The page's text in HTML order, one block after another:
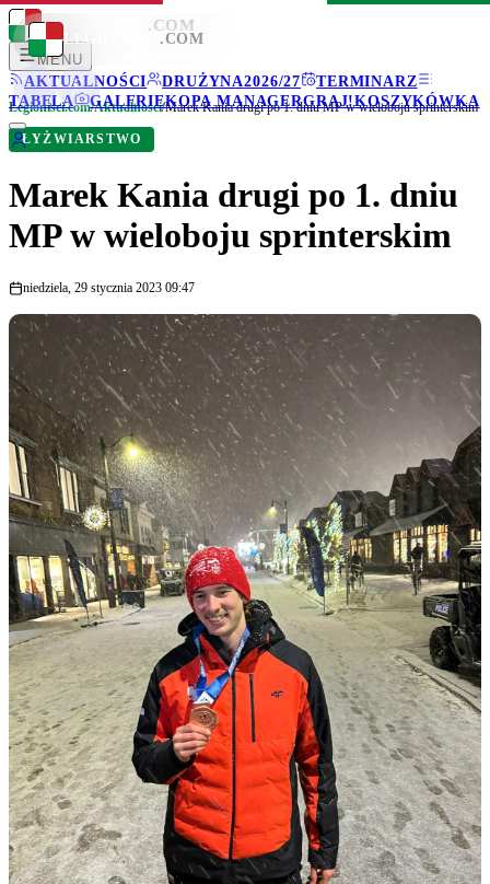
LEGIONISCI .COM
MENU
AKTUALNOŚCI
DRUŻYNA2026/27
TERMINARZ
TABELA
GALERIEKOPA MANAGERGRAJ!KOSZYKÓWKA
LEGIONISCI .COM
Legionisci.com/Aktualności/Marek Kania drugi po 1. dniu MP w wieloboju sprinterskim
ŁYŻWIARSTWO
Marek Kania drugi po 1. dniu
MP w wieloboju sprinterskim
niedziela, 29 stycznia 2023 09:47